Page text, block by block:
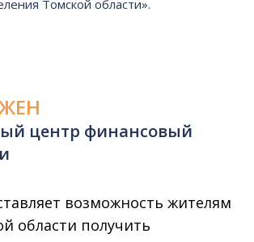
Томской области».
центр финансовый
возможность жителям
области получить